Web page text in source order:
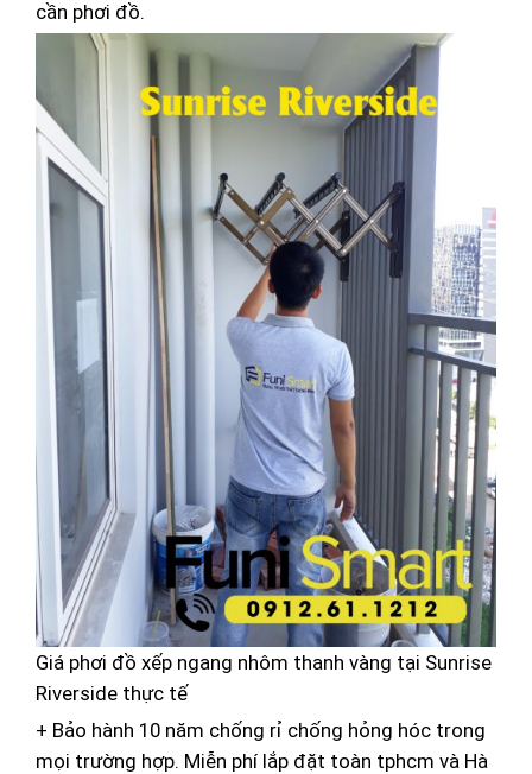
cần phơi đồ.
Giá phơi đồ xếp ngang nhôm thanh vàng tại Sunrise
Riverside thực tế
+ Bảo hành 10 năm chống rỉ chống hỏng hóc trong
mọi trường hợp. Miễn phí lắp đặt toàn tphcm và Hà